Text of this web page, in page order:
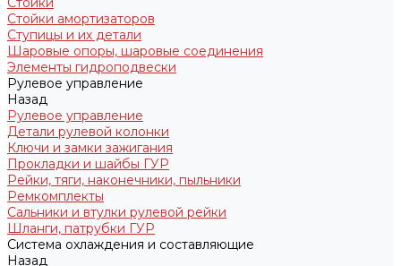
Стойки амортизаторов
Ступицы и их детали
Шаровые опоры, шаровые соединения
Элементы гидроподвески
Рулевое управление
Назад
Рулевое управление
Детали рулевой колонки
Ключи и замки зажигания
Прокладки и шайбы ГУР
Рейки, тяги, наконечники, пыльники
Ремкомплекты
Сальники и втулки рулевой рейки
Шланги, патрубки ГУР
Система охлаждения и составляющие
Назад